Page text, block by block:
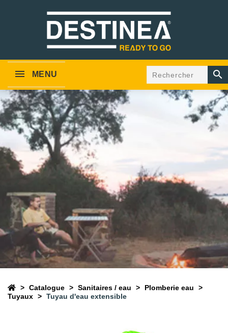
MENU 
Catalogue Sanitaires / eau
Plomberie eau
Tuyaux
Tuyau d'eau extensible